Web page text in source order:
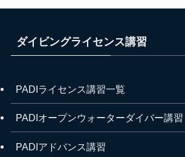
ダイビングライセンス講習
PADIライセンス講習一覧
PADIオープンウォーターダイバー講習
PADIアドバンス講習